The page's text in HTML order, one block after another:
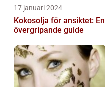
17 januari 2024
Kokosolja för ansiktet: En
övergripande guide